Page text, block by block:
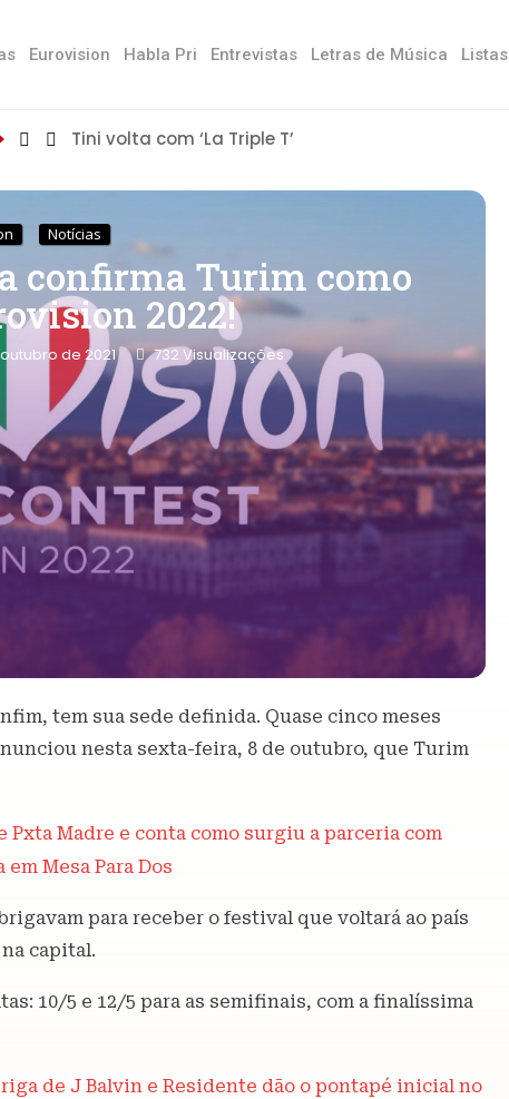
Eurovision Habla Pri Entrevistas Letras de Música Listas
Tini volta com ‘La Triple T’
Notícias
confirma Turim como
2022!
de 2021 732 Visualizações
tem sua sede definida. Quase cinco meses
nesta sexta-feira, 8 de outubro, que Turim
Pxta Madre e conta como surgiu a parceria com
Mesa Para Dos
para receber o festival que voltará ao país
capital.
10/5 e 12/5 para as semifinais, com a finalíssima
de J Balvin e Residente dão o pontapé inicial no